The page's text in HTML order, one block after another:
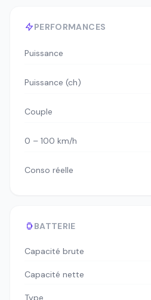
PERFORMANCES
Puissance
Puissance (ch)
Couple
0 – 100 km/h
Conso réelle
BATTERIE
Capacité brute
Capacité nette
Type